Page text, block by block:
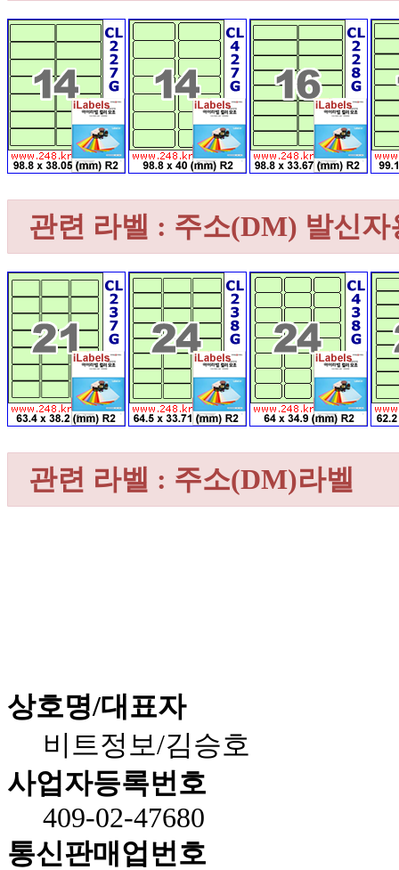
관련 라벨 : 주소(DM) 발신
관련 라벨 : 주소(DM)라벨
상호명/대표자
비트정보/김승호
사업자등록번호
409-02-47680
통신판매업번호